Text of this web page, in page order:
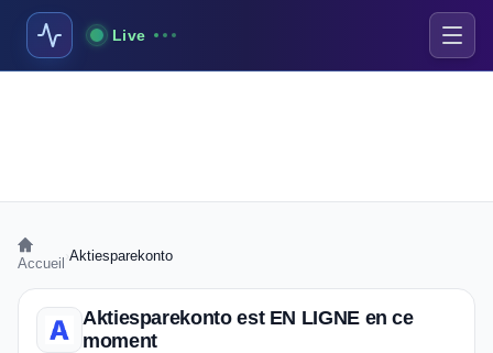
Live
Accueil Aktiesparekonto
Aktiesparekonto est EN LIGNE en ce
moment